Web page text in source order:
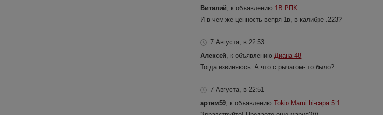
Виталий , к объявлению 1В РПК
И в чем же ценность вепря-1в, в калибре .223?
7 Августа, в 22:53
Алексей , к объявлению Диана 48
Тогда извиняюсь. А что с рычагом- то было?
7 Августа, в 22:51
артем59 , к объявлениюTokio Marui hi-capa 5.1